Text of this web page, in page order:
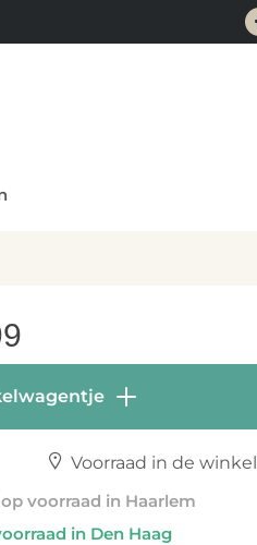
Voorraad in de winkel
voorraad in Haarlem
in Den Haag